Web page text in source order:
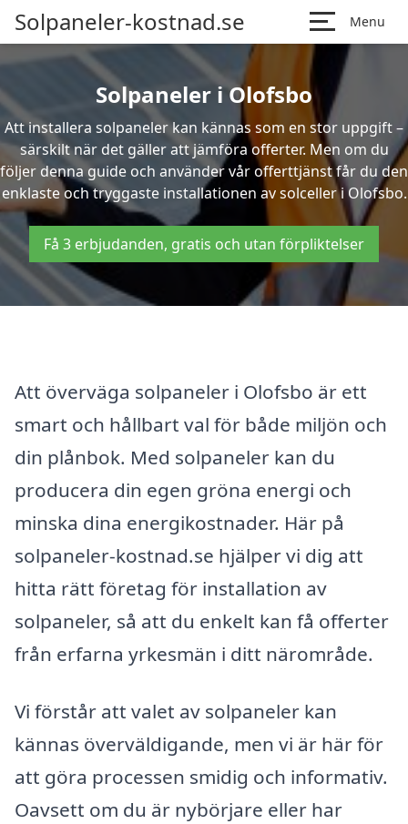
Solpaneler-kostnad.se Menu
Solpaneler i Olofsbo
Att installera solpaneler kan kännas som en stor uppgift –
särskilt när det gäller att jämföra offerter. Men om du
följer denna guide och använder vår offerttjänst får du den
enklaste och tryggaste installationen av solceller i Olofsbo.
Få 3 erbjudanden, gratis och utan förpliktelser
Att överväga solpaneler i Olofsbo är ett
smart och hållbart val för både miljön och
din plånbok. Med solpaneler kan du
producera din egen gröna energi och
minska dina energikostnader. Här på
solpaneler-kostnad.se hjälper vi dig att
hitta rätt företag för installation av
solpaneler, så att du enkelt kan få offerter
från erfarna yrkesmän i ditt närområde.
Vi förstår att valet av solpaneler kan
kännas överväldigande, men vi är här för
att göra processen smidig och informativ.
Oavsett om du är nybörjare eller har